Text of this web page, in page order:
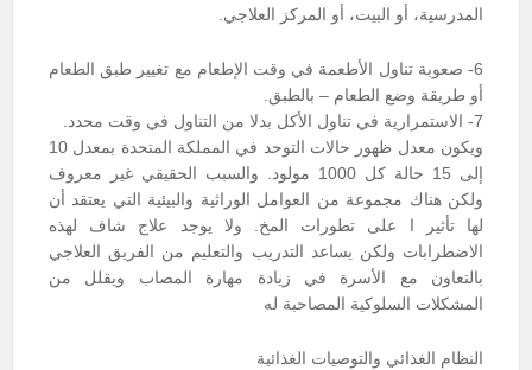
المدرسية، أو البيت، أو المركز العلاجي.
6- صعوبة تناول الأطعمة في وقت الإطعام مع تغيير طبق الطعام
أو طريقة وضع الطعام – بالطبق.
7- الاستمرارية في تناول الأكل بدلا من التناول في وقت محدد.
ويكون معدل ظهور حالات التوحد في المملكة المتحدة بمعدل 10
إلى 15 حالة كل 1000 مولود. والسبب الحقيقي غير معروف
ولكن هناك مجموعة من العوامل الوراثية والبيئية التي يعتقد أن
لها تأثير ا على تطورات المخ. ولا يوجد علاج شاف لهذه
الاضطرابات ولكن يساعد التدريب والتعليم من الفريق العلاجي
بالتعاون مع الأسرة في زيادة مهارة المصاب ويقلل من
المشكلات السلوكية المصاحبة له
النظام الغذائي والتوصيات الغذائية